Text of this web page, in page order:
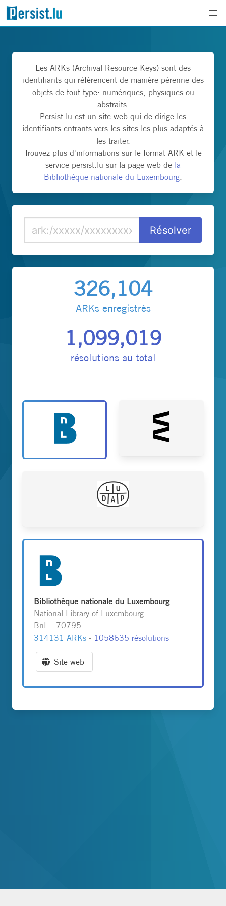
Les ARKs (Archival Resource Keys) sont des
identifiants qui référencent de manière pérenne des
objets de tout type: numériques, physiques ou
abstraits.
Persist.lu est un site web qui de dirige les
identifiants entrants vers les sites les plus adaptés à
les traiter.
Trouvez plus d'informations sur le format ARK et le
service persist.lu sur la page web de la
Bibliothèque nationale du Luxembourg.
326,104
ARKs enregistrés
1,099,019
résolutions au total
Bibliothèque nationale du Luxembourg
National Library of Luxembourg
BnL - 70795
314131 ARKs - 1058635 résolutions
Site web